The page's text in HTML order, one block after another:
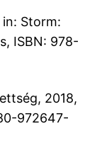
Storm:
ISBN: 978-
2018,
972647-